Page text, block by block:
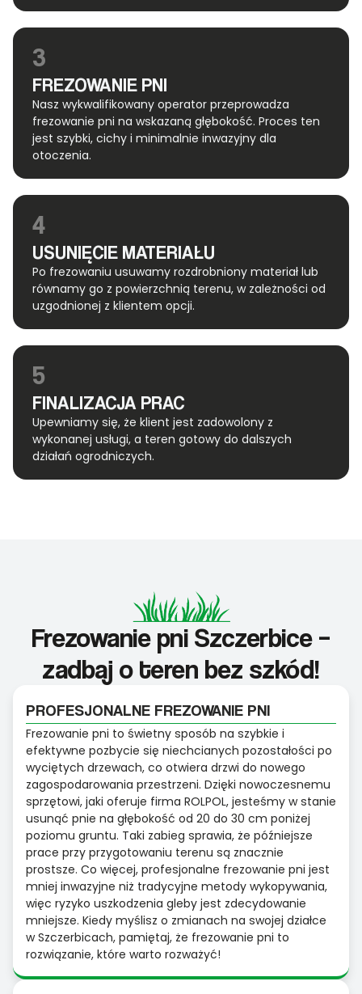
3
FREZOWANIE PNI
Nasz wykwalifikowany operator przeprowadza
frezowanie pni na wskazaną głębokość. Proces ten
jest szybki, cichy i minimalnie inwazyjny dla
otoczenia.
4
USUNIĘCIE MATERIAŁU
Po frezowaniu usuwamy rozdrobniony materiał lub
równamy go z powierzchnią terenu, w zależności od
uzgodnionej z klientem opcji.
5
FINALIZACJA PRAC
Upewniamy się, że klient jest zadowolony z
wykonanej usługi, a teren gotowy do dalszych
działań ogrodniczych.
Frezowanie pni Szczerbice –
zadbaj o teren bez szkód!
PROFESJONALNE FREZOWANIE PNI
Frezowanie pni to świetny sposób na szybkie i
efektywne pozbycie się niechcianych pozostałości po
wyciętych drzewach, co otwiera drzwi do nowego
zagospodarowania przestrzeni. Dzięki nowoczesnemu
sprzętowi, jaki oferuje firma ROLPOL, jesteśmy w stanie
usunąć pnie na głębokość od 20 do 30 cm poniżej
poziomu gruntu. Taki zabieg sprawia, że późniejsze
prace przy przygotowaniu terenu są znacznie
prostsze. Co więcej, profesjonalne frezowanie pni jest
mniej inwazyjne niż tradycyjne metody wykopywania,
więc ryzyko uszkodzenia gleby jest zdecydowanie
mniejsze. Kiedy myślisz o zmianach na swojej działce
w Szczerbicach, pamiętaj, że frezowanie pni to
rozwiązanie, które warto rozważyć!